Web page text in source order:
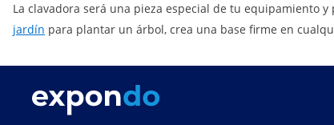
La clavadora será una pieza especial de tu equipamiento y
jardín para plantar un árbol, crea una base firme en